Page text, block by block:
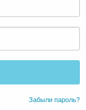
Забыли пароль?